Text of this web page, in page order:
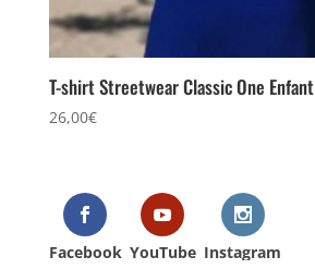
T-shirt Streetwear Classic One Enfant
26,00€
Facebook YouTube Instagram